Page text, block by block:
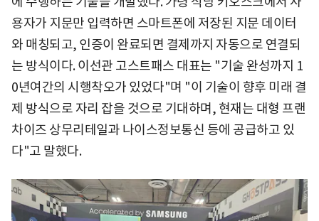
용자가 지문만 입력하면 스마트폰에 저장된 지문 데이터
와 매칭되고, 인증이 완료되면 결제까지 자동으로 연결되
는 방식이다. 이선관 고스트패스 대표는 "기술 완성까지 1
0년여간의 시행착오가 있었다"며 "이 기술이 향후 미래 결
제 방식으로 자리 잡을 것으로 기대하며, 현재는 대형 프랜
차이즈 상무리테일과 나이스정보통신 등에 공급하고 있
다"고 말했다.